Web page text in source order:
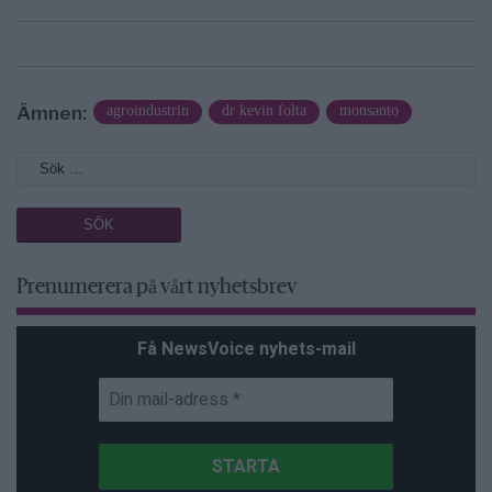
Ämnen: agroindustrin dr kevin folta monsanto
Prenumerera på vårt nyhetsbrev
Få NewsVoice nyhets-mail